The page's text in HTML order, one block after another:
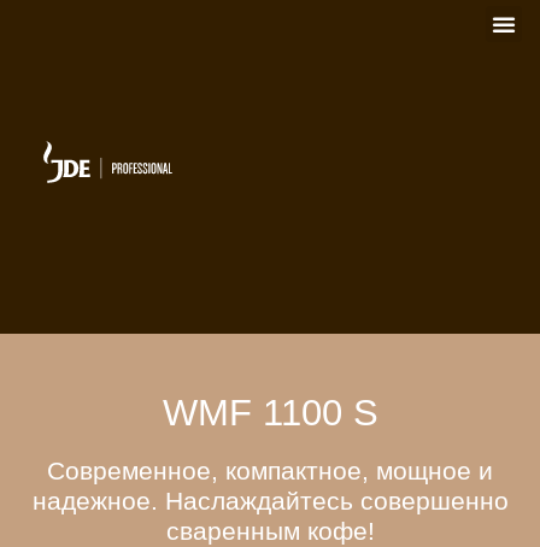
WMF 1100 S
Современное, компактное, мощное и
надежное. Наслаждайтесь совершенно
сваренным кофе!